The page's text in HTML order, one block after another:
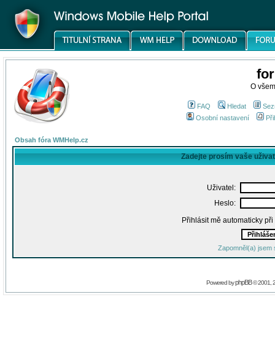
O
FAQ Hledat
Osobní nastavení
Obsah fóra WMHelp.cz
Zadejte prosím vaše
Uživatel:
Heslo:
Přihlásit mě automaticky
Zapomněl(a) jsem
Powered byphpBB© 2001,